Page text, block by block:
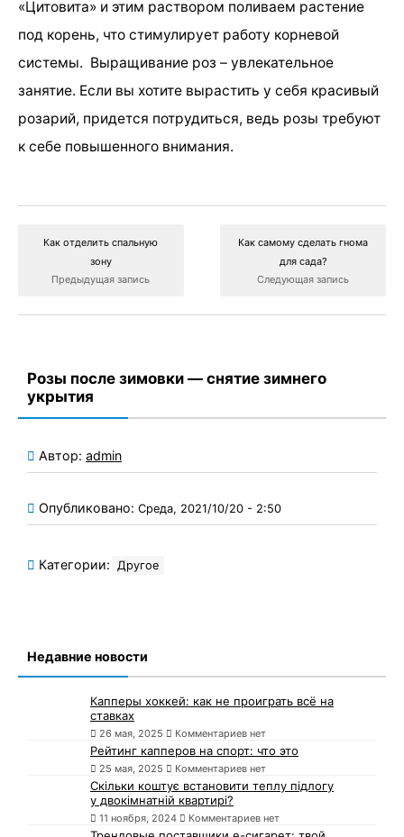
«Цитовита» и этим раствором поливаем растение
под корень, что стимулирует работу корневой
системы. Выращивание роз – увлекательное
занятие. Если вы хотите вырастить у себя красивый
розарий, придется потрудиться, ведь розы требуют
к себе повышенного внимания.
Как отделить спальную
зону
Предыдущая запись
Как самому сделать гнома
для сада?
Следующая запись
Розы после зимовки — снятие зимнего
укрытия
Автор: admin
Опубликовано: Среда, 2021/10/20 - 2:50
Категории: Другое
Недавние новости
Капперы хоккей: как не проиграть всё на
ставках
26 мая, 2025 Комментариев нет
Рейтинг капперов на спорт: что это
25 мая, 2025 Комментариев нет
Скільки коштує встановити теплу підлогу
у двокімнатній квартирі?
11 ноября, 2024 Комментариев нет